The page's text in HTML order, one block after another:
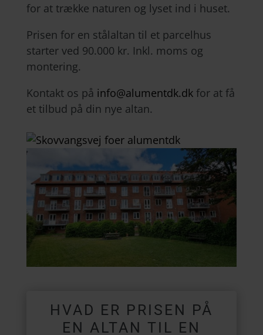
for at trække naturen og lyset ind i huset.
Prisen for en stålaltan til et parcelhus
starter ved 90.000 kr. Inkl. moms og
montering.
Kontakt os på info@alumentdk.dkfor at få
et tilbud på din nye altan.
HVAD ER PRISEN PÅ
EN ALTAN TIL EN